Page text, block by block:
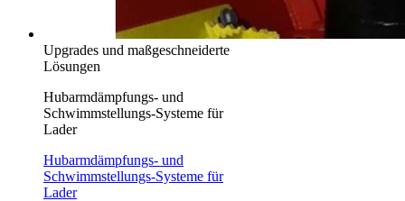
Upgrades und maßgeschneiderte
Lösungen
Hubarmdämpfungs- und
Schwimmstellungs-Systeme für
Lader
Hubarmdämpfungs- und
Schwimmstellungs-Systeme für
Lader